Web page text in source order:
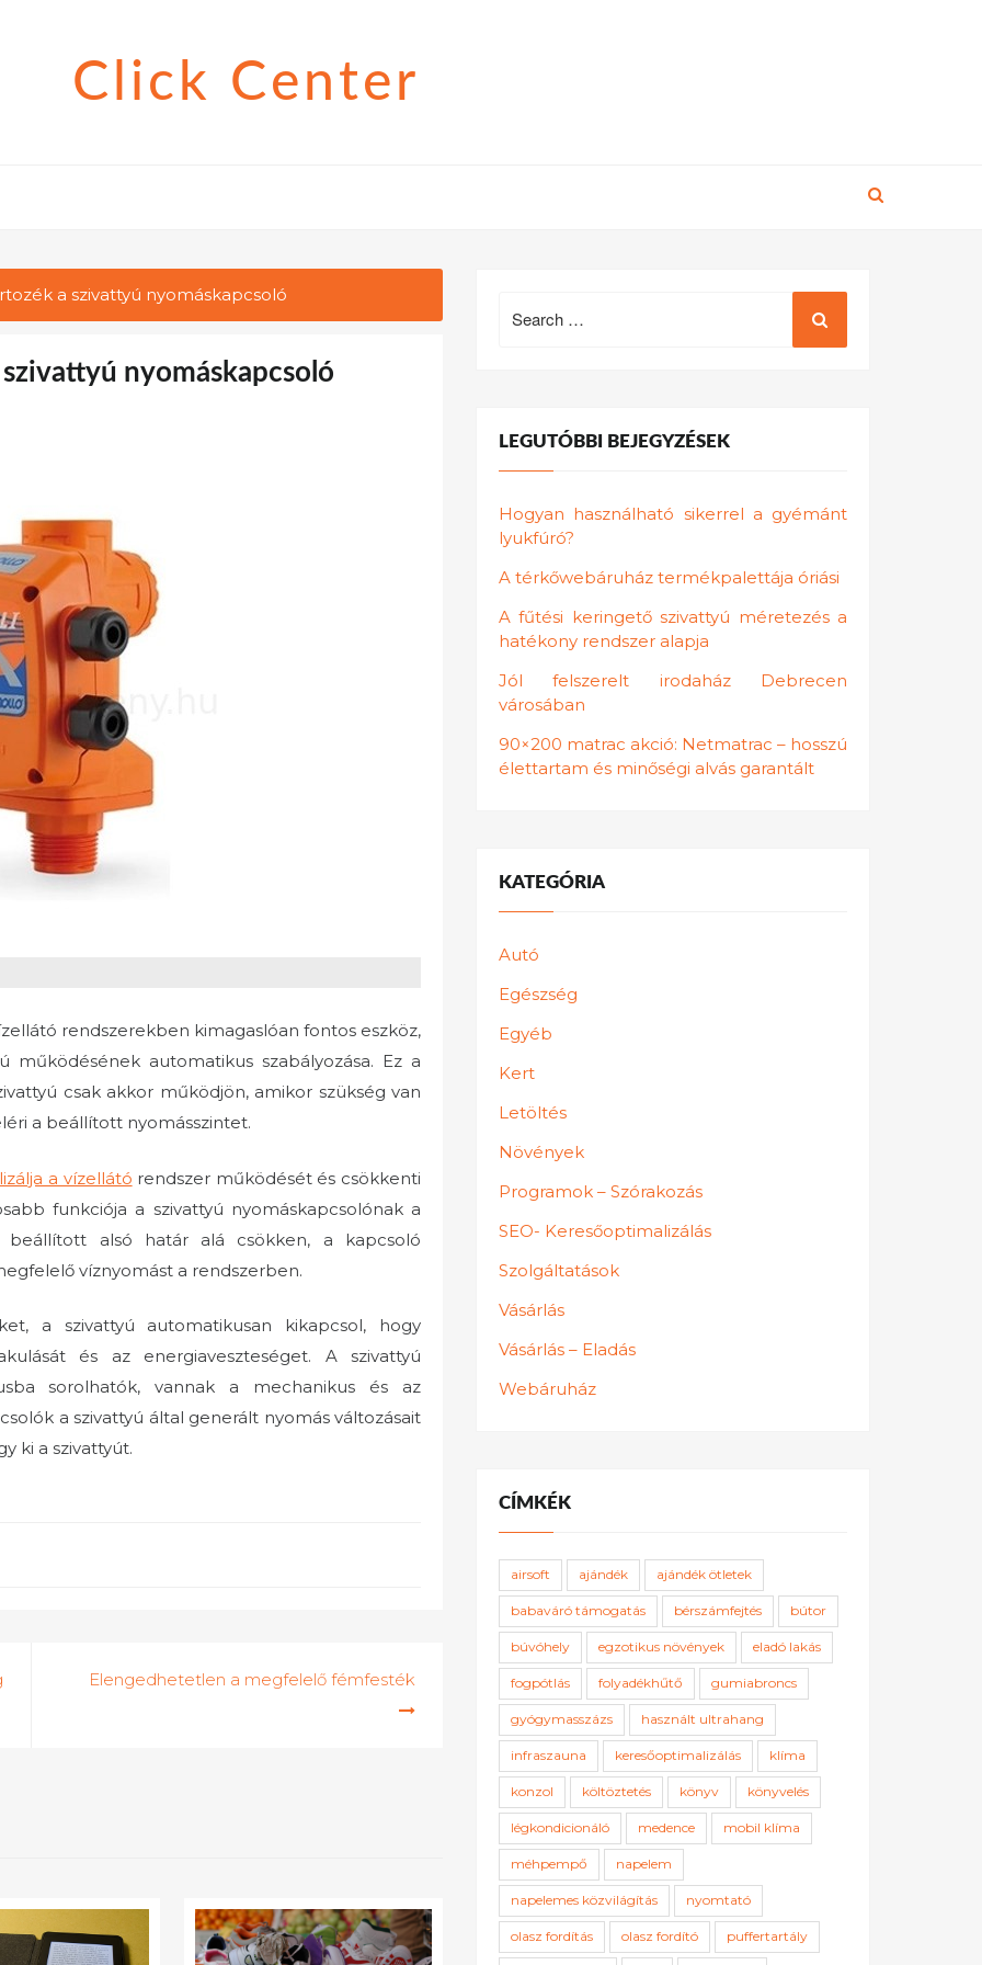
Click Center
a szivattyú nyomáskapcsoló
nyomáskapcsoló
rendszerekben kimagaslóan fontos eszköz,
működésének automatikus szabályozása. Ez a
csak akkor működjön, amikor szükség van
a beállított nyomásszintet.
a vízellátó rendszer működését és csökkenti
funkciója a szivattyú nyomáskapcsolónak a
beállított alsó határ alá csökken, a kapcsoló
víznyomást a rendszerben.
a szivattyú automatikusan kikapcsol, hogy
és az energiaveszteséget. A szivattyú
sorolhatók, vannak a mechanikus és az
a szivattyú által generált nyomás változásait
ki a szivattyút.
Elengedhetetlen a megfelelő fémfesték
for:
LEGUTÓBBI BEJEGYZÉSEK
Hogyan használható sikerrel a gyémánt
lyukfúró?
A térkőwebáruház termékpalettája óriási
A fűtési keringető szivattyú méretezés a
hatékony rendszer alapja
Jól felszerelt irodaház Debrecen
városában
90×200 matrac akció: Netmatrac – hosszú
élettartam és minőségi alvás garantált
KATEGÓRIA
Autó
Egészség
Egyéb
Kert
Letöltés
Növények
Programok – Szórakozás
SEO- Keresőoptimalizálás
Szolgáltatások
Vásárlás
Vásárlás – Eladás
Webáruház
CÍMKÉK
airsoft ajándék ajándék ötletek
babaváró támogatás bérszámfejtés bútor
búvóhely egzotikus növények eladó lakás
fogpótlás folyadékhűtő gumiabroncs
gyógymasszázs használt ultrahang
infraszauna keresőoptimalizálás klíma
konzol költöztetés könyv könyvelés
légkondicionáló medence mobil klíma
méhpempő napelem
napelemes közvilágítás nyomtató
olasz fordítás olasz fordító puffertartály